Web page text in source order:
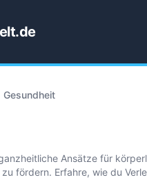
Gesundheit
Ansätze für
zu fördern. Erfahre, wie du